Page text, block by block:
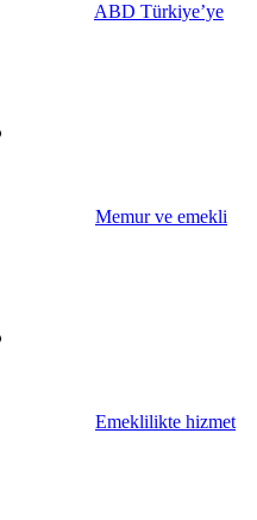
ABD Türkiye’ye
Memur ve emekli
Emeklilikte hizmet